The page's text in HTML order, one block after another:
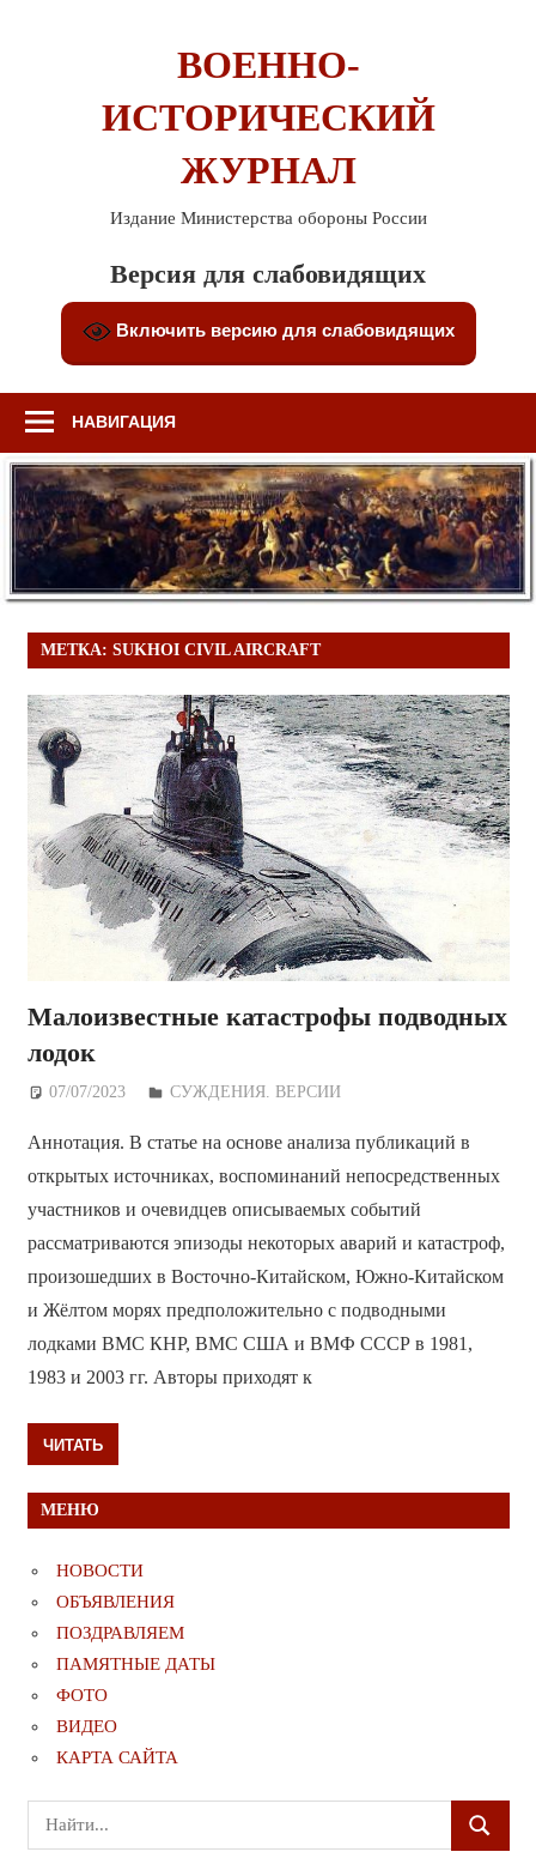
ВОЕННО-
ИСТОРИЧЕСКИЙ
ЖУРНАЛ
Издание Министерства обороны России
Версия для слабовидящих
Включить версию для слабовидящих
НАВИГАЦИЯ
МЕТКА: SUKHOI CIVIL AIRCRAFT
Малоизвестные катастрофы подводных
лодок
07/07/2023 Дежурный по Редакции
СУЖДЕНИЯ. ВЕРСИИ
Аннотация. В статье на основе анализа публикаций в
открытых источниках, воспоминаний непосредственных
участников и очевидцев описываемых событий
рассматриваются эпизоды некоторых аварий и катастроф,
произошедших в Восточно-Китайском, Южно-Китайском
и Жёлтом морях предположительно с подводными
лодками ВМС КНР, ВМС США и ВМФ СССР в 1981,
1983 и 2003 гг. Авторы приходят к
ЧИТАТЬ
МЕНЮ
НОВОСТИ
ОБЪЯВЛЕНИЯ
ПОЗДРАВЛЯЕМ
ПАМЯТНЫЕ ДАТЫ
ФОТО
ВИДЕО
КАРТА САЙТА
Поиск
для:
ПОИСК